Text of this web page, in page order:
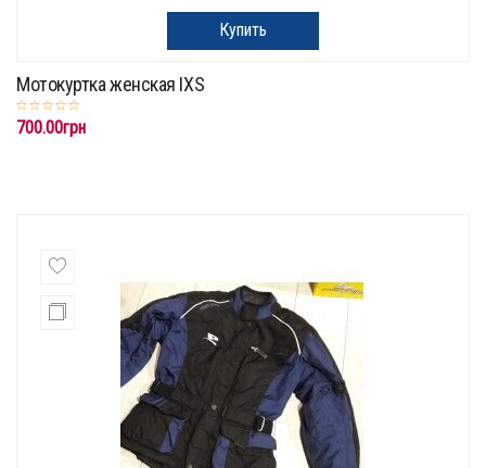
Купить
Мотокуртка женская IXS
700.00грн